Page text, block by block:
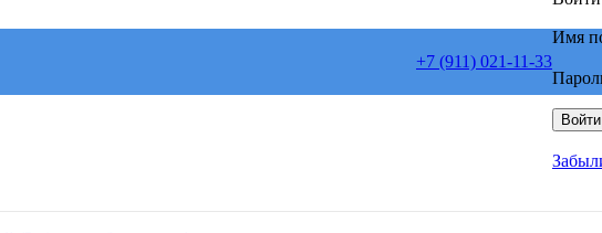
+7 (911) 021-11-33
Имя
Войти